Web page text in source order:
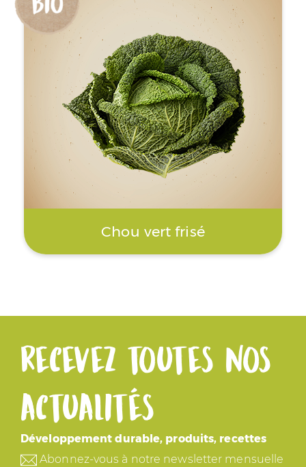
Chou vert frisé
Recevez toutes nos
actualités
Développement durable, produits, recettes
Abonnez-vous à notre newsletter mensuelle